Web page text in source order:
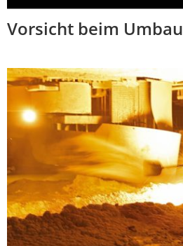
Vorsicht beim Umbau